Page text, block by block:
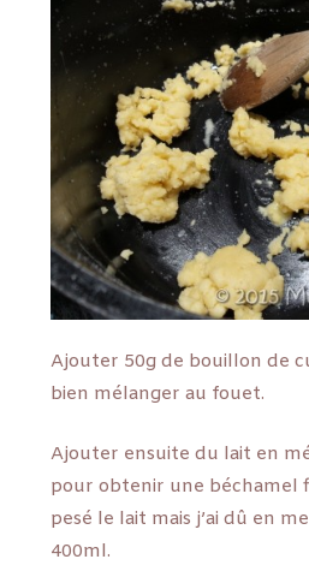
Ajouter 50g de bouillon de
bien mélanger au fouet.
Ajouter ensuite du lait en
pour obtenir une béchamel
pesé le lait mais j’ai dû en
400ml.